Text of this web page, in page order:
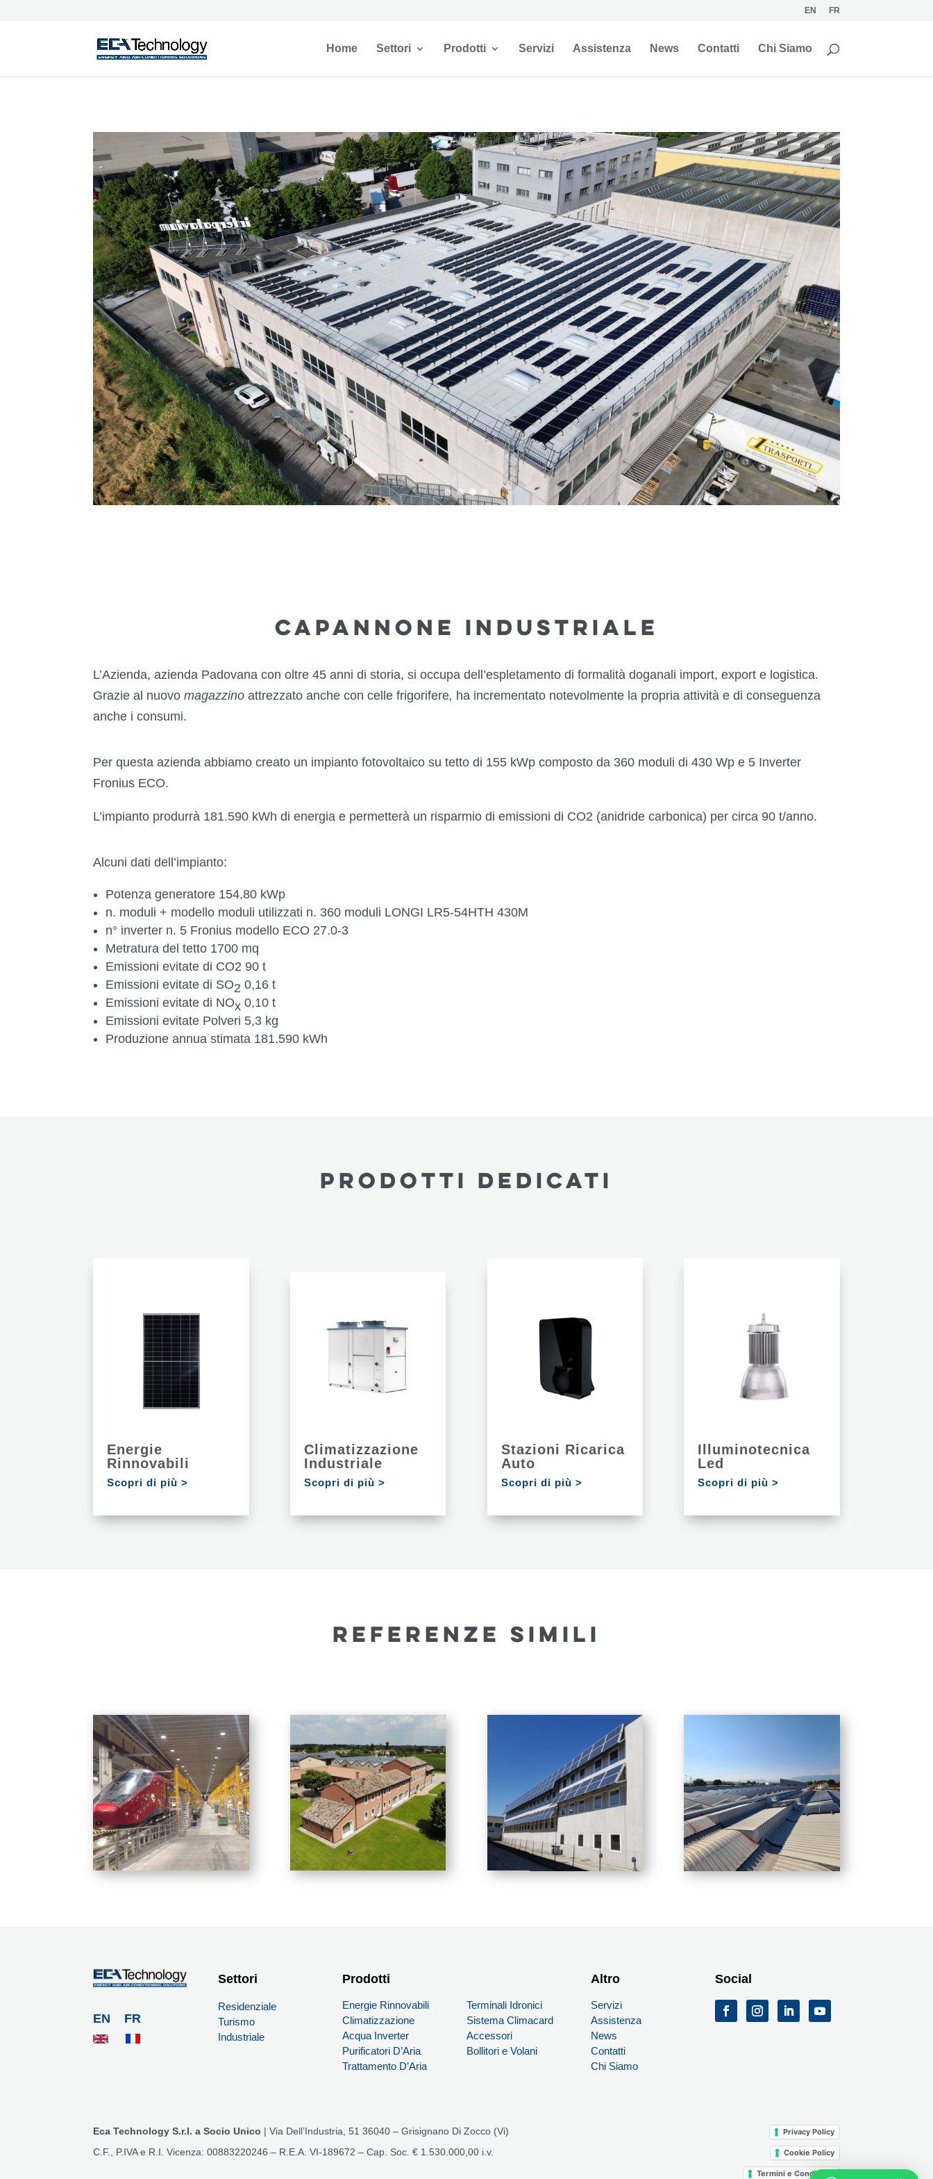
EN FR
Home Settori Prodotti Servizi Assistenza News Contatti Chi Siamo
CAPANNONE INDUSTRIALE
L’Azienda, azienda Padovana con oltre 45 anni di storia, si occupa dell’espletamento di formalità doganali import, export e logistica.
Grazie al nuovomagazzinoattrezzato anche con celle frigorifere, ha incrementato notevolmente la propria attività e di conseguenza
anche i consumi.
Per questa azienda abbiamo creato un impianto fotovoltaico su tetto di 155 kWp composto da 360 moduli di 430 Wp e 5 Inverter
Fronius ECO.
L’impianto produrrà 181.590 kWh di energia e permetterà un risparmio di emissioni di CO2 (anidride carbonica) per circa 90 t/anno.
Alcuni dati dell’impianto:
Potenza generatore 154,80 kWp
n. moduli + modello moduli utilizzati n. 360 moduli LONGI LR5-54HTH 430M
n° inverter n. 5 Fronius modello ECO 27.0-3
Metratura del tetto 1700 mq
Emissioni evitate di CO2 90 t
Emissioni evitate di SO20,16 t
Emissioni evitate di NOx0,10 t
Emissioni evitate Polveri 5,3 kg
Produzione annua stimata 181.590 kWh
PRODOTTI dedicatI
Energie
Rinnovabili
Scopri di più >
Climatizzazione
Industriale
Scopri di più >
Stazioni Ricarica
Auto
Scopri di più >
Illuminotecnica
Led
Scopri di più >
REFERENZE SIMILI
EN FR
Settori
Residenziale
Turismo
Industriale
Prodotti
Energie Rinnovabili
Climatizzazione
Acqua Inverter
Purificatori D’Aria
Trattamento D’Aria
Terminali Idronici
Sistema Climacard
Accessori
Bollitori e Volani
Altro
Servizi
Assistenza
News
Contatti
Chi Siamo
Social
Eca Technology S.r.l. a Socio Unico | Via Dell’Industria, 51 36040 – Grisignano Di Zocco (Vi)
C.F., P.IVA e R.I. Vicenza: 00883220246 – R.E.A. VI-189672 – Cap. Soc. € 1.530.000,00 i.v.
Privacy Policy
Cookie Policy
Termini e Condizioni